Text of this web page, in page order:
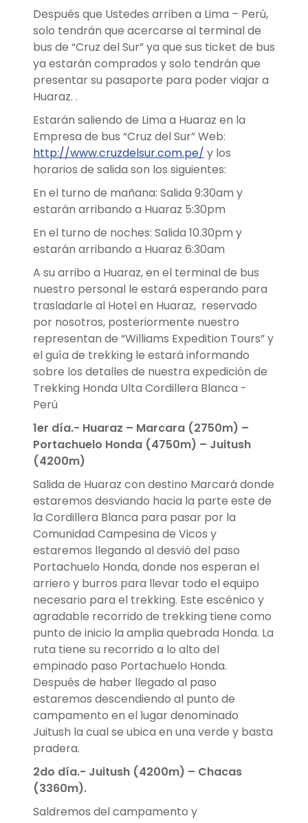
Después que Ustedes arriben a Lima – Perú,
solo tendrán que acercarse al terminal de
bus de “Cruz del Sur” ya que sus ticket de bus
ya estarán comprados y solo tendrán que
presentar su pasaporte para poder viajar a
Huaraz. .
Estarán saliendo de Lima a Huaraz en la
Empresa de bus “Cruz del Sur” Web:
http://www.cruzdelsur.com.pe/ y los
horarios de salida son los siguientes:
En el turno de mañana: Salida 9:30am y
estarán arribando a Huaraz 5:30pm
En el turno de noches: Salida 10.30pm y
estarán arribando a Huaraz 6:30am
A su arribo a Huaraz, en el terminal de bus
nuestro personal le estará esperando para
trasladarle al Hotel en Huaraz, reservado
por nosotros, posteriormente nuestro
representan de “Williams Expedition Tours” y
el guía de trekking le estará informando
sobre los detalles de nuestra expedición de
Trekking Honda Ulta Cordillera Blanca -
Perú
1er día.- Huaraz – Marcara (2750m) –
Portachuelo Honda (4750m) – Juitush
(4200m)
Salida de Huaraz con destino Marcará donde
estaremos desviando hacia la parte este de
la Cordillera Blanca para pasar por la
Comunidad Campesina de Vicos y
estaremos llegando al desvió del paso
Portachuelo Honda, donde nos esperan el
arriero y burros para llevar todo el equipo
necesario para el trekking. Este escénico y
agradable recorrido de trekking tiene como
punto de inicio la amplia quebrada Honda. La
ruta tiene su recorrido a lo alto del
empinado paso Portachuelo Honda.
Después de haber llegado al paso
estaremos descendiendo al punto de
campamento en el lugar denominado
Juitush la cual se ubica en una verde y basta
pradera.
2do día.- Juitush (4200m) – Chacas
(3360m).
Saldremos del campamento y